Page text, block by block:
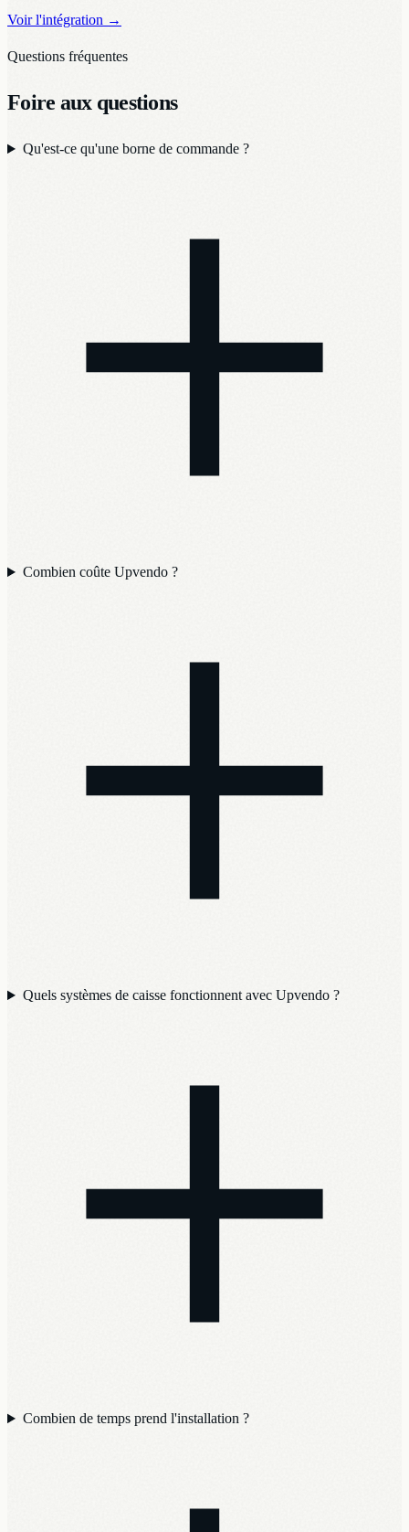
Voir l'intégration →
Questions fréquentes
Foire aux questions
Qu'est-ce qu'une borne de commande ?
Combien coûte Upvendo ?
Quels systèmes de caisse fonctionnent avec Upvendo ?
Combien de temps prend l'installation ?